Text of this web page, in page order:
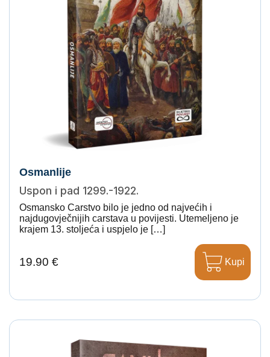
Osmanlije
Uspon i pad 1299.-1922.
Osmansko Carstvo bilo je jedno od najvećih i
najdugovječnijih carstava u povijesti. Utemeljeno je
krajem 13. stoljeća i uspjelo je […]
19.90 € Kupi